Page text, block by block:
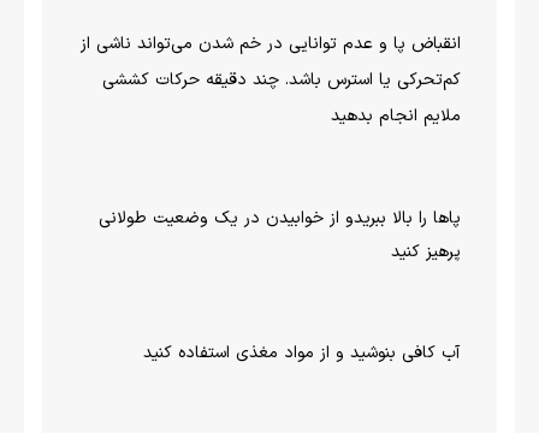
انقباض پا و عدم توانایی در خم شدن می‌تواند ناشی از
کم‌تحرکی یا استرس باشد. چند دقیقه حرکات کششی
ملایم انجام بدهید
پاها را بالا ببریدو از خوابیدن در یک وضعیت طولانی
پرهیز کنید
آب کافی بنوشید و از مواد مغذی استفاده کنید